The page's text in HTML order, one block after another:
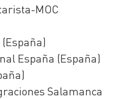
MOC
España (España)
Salamanca